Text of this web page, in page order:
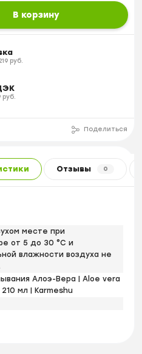
В корзину
руб.
руб.
Поделиться
Отзывы 0
месте при
от 5 до 30 °С и
влажности воздуха не
Алоэ-Вера | Aloe vera
мл | Karmeshu